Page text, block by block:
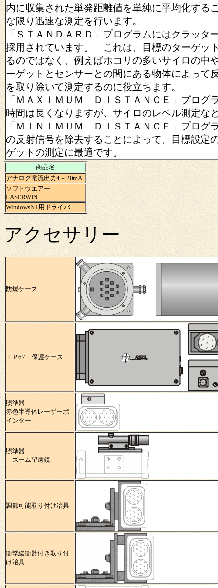
内に収集された単発距離値を単純に平均化する
な限り迅速な測定を行います。
「ＳＴＡＮＤＡＲＤ」プログラムにはクラッタ
採用されています。 これは、目標のターゲッ
るのではなく、例えばホコリの多いサイロの中
ーゲットとセンサーとの間にある物体によって
を取り除いて測定するのに役立ちます。
「ＭＡＸＩＭＵＭ ＤＩＳＴＡＮＣＥ」プログ
時間は長くなりますが、サイロのレベル測定な
「ＭＩＮＩＭＵＭ ＤＩＳＴＡＮＣＥ」プロ
の反射信号を除去することによって、目標設定
ゲットの測定に最適です。
商品名
アナログ電流出力4－20mA
ソフトウエアー
LASERWIN
WindowsNT用ドライバ
アクセサリー
防爆ケース
ＩＰ67 保護ケース
照準器
赤色半導体レーザーポ
インター
照準器
ズーム望遠鏡
調節可能取り付け冶具
衝撃緩衝器付き取り付
け冶具